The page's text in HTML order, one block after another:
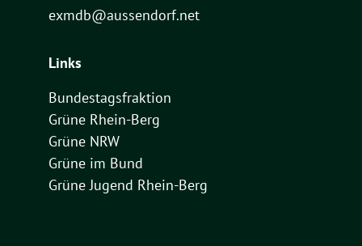
exmdb@aussendorf.net
Links
Bundestagsfraktion
Grüne Rhein-Berg
Grüne NRW
Grüne im Bund
Grüne Jugend Rhein-Berg